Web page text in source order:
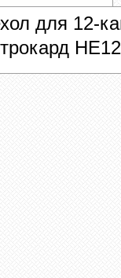
для 12-